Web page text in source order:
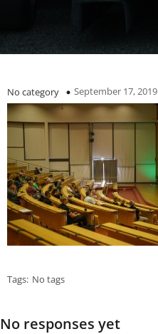
No category September 17, 2019
Tags: No tags
No responses yet